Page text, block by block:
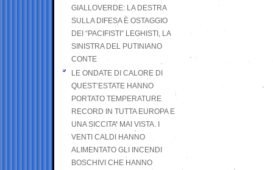
GIALLOVERDE: LA DESTRA
SULLA DIFESA È OSTAGGIO
DEI “PACIFISTI” LEGHISTI, LA
SINISTRA DEL PUTINIANO
CONTE
LE ONDATE DI CALORE DI
QUEST’ESTATE HANNO
PORTATO TEMPERATURE
RECORD IN TUTTA EUROPA E
UNA SICCITA’ MAI VISTA. I
VENTI CALDI HANNO
ALIMENTATO GLI INCENDI
BOSCHIVI CHE HANNO